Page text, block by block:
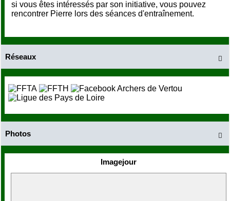
si vous êtes intéressés par son initiative, vous pouvez
rencontrer Pierre lors des séances d'entraînement.

Réseaux

Photos
Imagejour